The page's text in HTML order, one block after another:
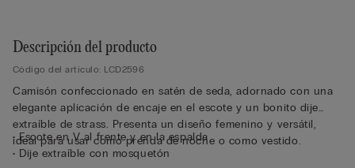
Descripción del producto
Código del artículo: LCD2596
Camisón confeccionado en satén de seda, adornado con una
elegante aplicación de encaje en el escote y un bonito dije
extraíble de strass. Presenta un diseño femenino y versátil,
ideal para usar como prenda de noche o como vestido.
• Escote en V al frente y en la espalda
• Dije extraíble con mosquetón